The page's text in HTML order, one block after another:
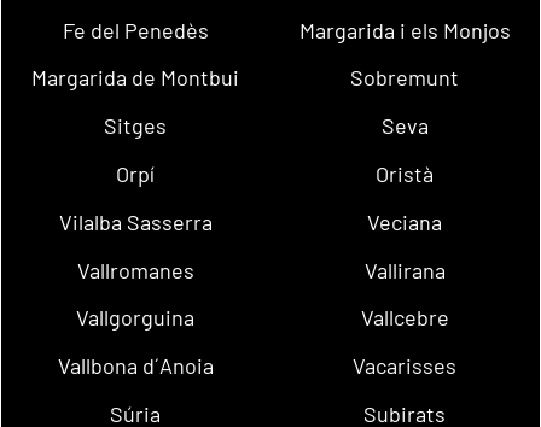
Fe del Penedès
Margarida i els Monjos
Margarida de Montbui
Sobremunt
Sitges
Seva
Orpí
Oristà
Vilalba Sasserra
Veciana
Vallromanes
Vallirana
Vallgorguina
Vallcebre
Vallbona d´Anoia
Vacarisses
Súria
Subirats